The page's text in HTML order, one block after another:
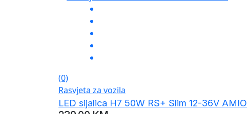
(0)
Rasvjeta za vozila
LED sijalica H7 50W RS+ Slim 12-36V AMIO